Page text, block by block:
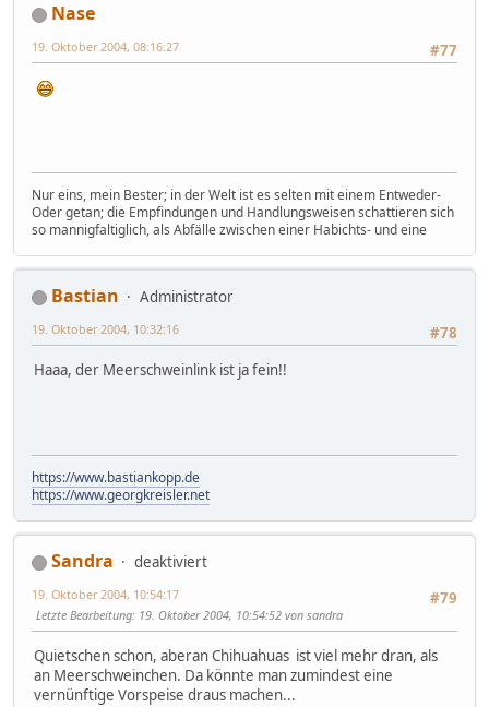
Nase
#77
19. Oktober 2004, 08:16:27
Nur eins, mein Bester; in der Welt ist es selten mit einem Entweder-
Oder getan; die Empfindungen und Handlungsweisen schattieren sich
so mannigfaltiglich, als Abfälle zwischen einer Habichts- und eine
Bastian
Administrator
#78
19. Oktober 2004, 10:32:16
Haaa, der Meerschweinlink ist ja fein!!
https://www.bastiankopp.de
https://www.georgkreisler.net
Sandra
deaktiviert
#79
19. Oktober 2004, 10:54:17
Letzte Bearbeitung: 19. Oktober 2004, 10:54:52 von sandra
Quietschen schon, aberan Chihuahuas ist viel mehr dran, als
an Meerschweinchen. Da könnte man zumindest eine
vernünftige Vorspeise draus machen...